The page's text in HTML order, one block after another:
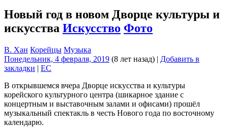
Новый год в новом Дворце культуры и
искусства Искусство Фото
В. Хан Корейцы Музыка
Понедельник, 4 февраля, 2019 (8 лет назад) | Добавить в
закладки | EC
В открывшемся вчера Дворце искусства и культуры
корейского культурного центра (шикарное здание с
концертным и выставочным залами и офисами) прошёл
музыкальный спектакль в честь Нового года по восточному
календарю.